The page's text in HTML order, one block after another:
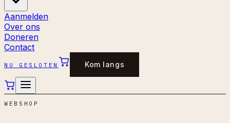
Aanmelden
Over ons
Doneren
Contact
NU GESLOTEN Kom langs
WEBSHOP